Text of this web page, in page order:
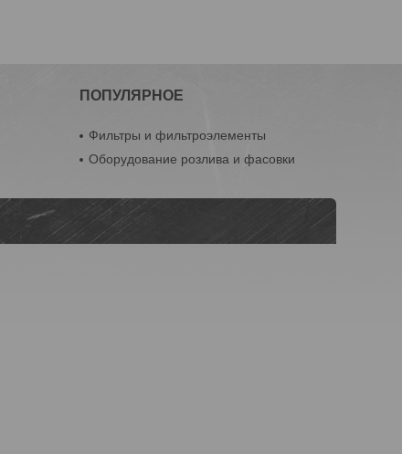
ПОПУЛЯРНОЕ
Фильтры и фильтроэлементы
Оборудование розлива и фасовки